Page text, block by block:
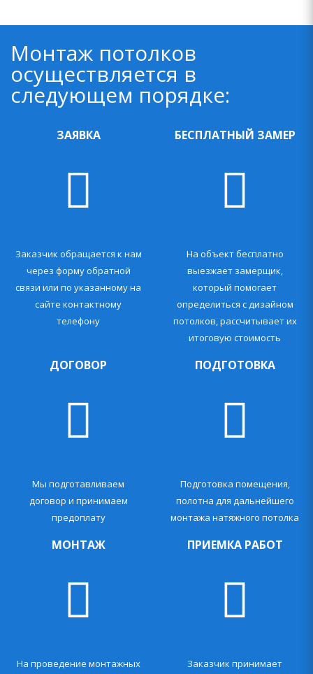
Монтаж потолков
осуществляется в
следующем порядке:
ЗАЯВКА
Заказчик обращается к нам
через форму обратной
связи или по указанному на
сайте контактному
телефону
БЕСПЛАТНЫЙ ЗАМЕР
На объект бесплатно
выезжает замерщик,
который помогает
определиться с дизайном
потолков, рассчитывает их
итоговую стоимость
ДОГОВОР
Мы подготавливаем
договор и принимаем
предоплату
ПОДГОТОВКА
Подготовка помещения,
полотна для дальнейшего
монтажа натяжного потолка
МОНТАЖ
На проведение монтажных
ПРИЕМКА РАБОТ
Заказчик принимает